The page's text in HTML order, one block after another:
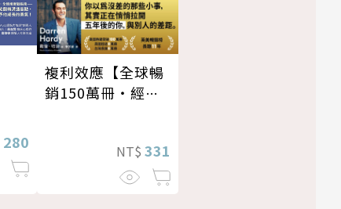
280
複利效應【全球暢
銷150萬冊・經典
NT$ 331